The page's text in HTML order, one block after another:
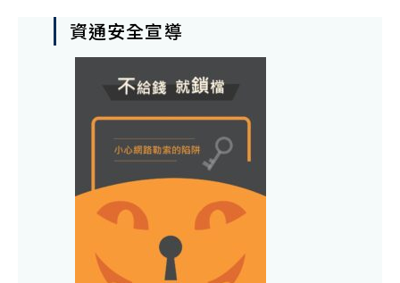
資通安全宣導